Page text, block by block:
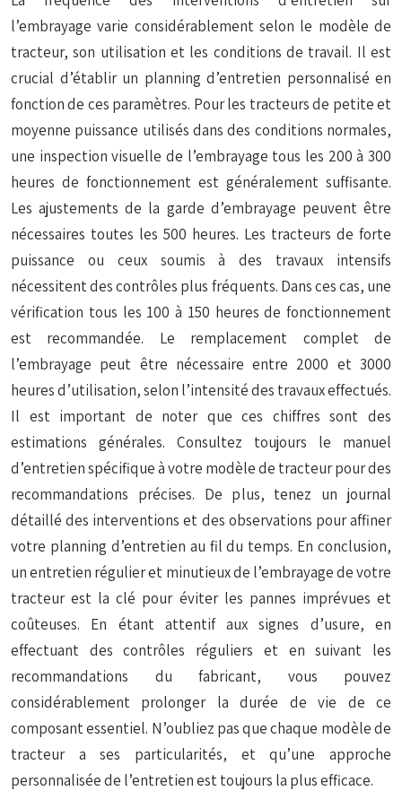
l’embrayage varie considérablement selon le modèle de
tracteur, son utilisation et les conditions de travail. Il est
crucial d’établir un planning d’entretien personnalisé en
fonction de ces paramètres. Pour les tracteurs de petite et
moyenne puissance utilisés dans des conditions normales,
une inspection visuelle de l’embrayage tous les 200 à 300
heures de fonctionnement est généralement suffisante.
Les ajustements de la garde d’embrayage peuvent être
nécessaires toutes les 500 heures. Les tracteurs de forte
puissance ou ceux soumis à des travaux intensifs
nécessitent des contrôles plus fréquents. Dans ces cas, une
vérification tous les 100 à 150 heures de fonctionnement
est recommandée. Le remplacement complet de
l’embrayage peut être nécessaire entre 2000 et 3000
heures d’utilisation, selon l’intensité des travaux effectués.
Il est important de noter que ces chiffres sont des
estimations générales. Consultez toujours le manuel
d’entretien spécifique à votre modèle de tracteur pour des
recommandations précises. De plus, tenez un journal
détaillé des interventions et des observations pour affiner
votre planning d’entretien au fil du temps. En conclusion,
un entretien régulier et minutieux de l’embrayage de votre
tracteur est la clé pour éviter les pannes imprévues et
coûteuses. En étant attentif aux signes d’usure, en
effectuant des contrôles réguliers et en suivant les
recommandations du fabricant, vous pouvez
considérablement prolonger la durée de vie de ce
composant essentiel. N’oubliez pas que chaque modèle de
tracteur a ses particularités, et qu’une approche
personnalisée de l’entretien est toujours la plus efficace.